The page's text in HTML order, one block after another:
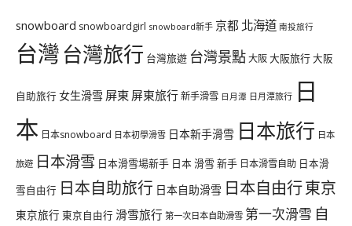
snowboard snowboardgirl snowboard新手 京都 北海道 南投旅行
台灣台灣旅行 台灣旅遊 台灣景點大阪大阪旅行大阪
自助旅行 女生滑雪 屏東 屏東旅行新手滑雪 日月潭 日月潭旅行 日
本 日本snowboard 日本初學滑雪 日本新手滑雪 日本旅行 日本
旅遊 日本滑雪 日本滑雪場新手 日本 滑雪 新手 日本滑雪自助 日本滑
雪自由行 日本自助旅行 日本自助滑雪 日本自由行東京
東京旅行 東京自由行 滑雪旅行 第一次日本自助滑雪 第一次滑雪 自